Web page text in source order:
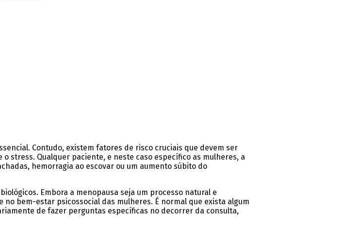
Contudo, existem fatores de risco cruciais que devem ser
stress. Qualquer paciente, e neste caso específico as mulheres, a
hemorragia ao escovar ou um aumento súbito do
Embora a menopausa seja um processo natural e
bem-estar psicossocial das mulheres. É normal que exista algum
de fazer perguntas específicas no decorrer da consulta,